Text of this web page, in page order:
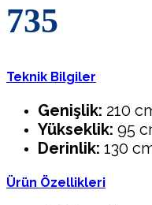
735
Teknik Bilgiler
Genişlik: 210
Yükseklik: 95
Derinlik: 130
Ürün Özellikleri